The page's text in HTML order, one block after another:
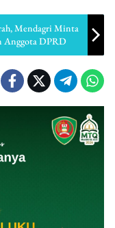
Mendagri Minta
Anggota DPRD